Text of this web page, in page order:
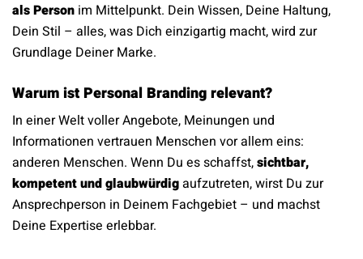
als Person im Mittelpunkt. Dein Wissen, Deine Haltung,
Dein Stil – alles, was Dich einzigartig macht, wird zur
Grundlage Deiner Marke.
Warum ist Personal Branding relevant?
In einer Welt voller Angebote, Meinungen und
Informationen vertrauen Menschen vor allem eins:
anderen Menschen. Wenn Du es schaffst,sichtbar,
kompetent und glaubwürdigaufzutreten, wirst Du zur
Ansprechperson in Deinem Fachgebiet – und machst
Deine Expertise erlebbar.